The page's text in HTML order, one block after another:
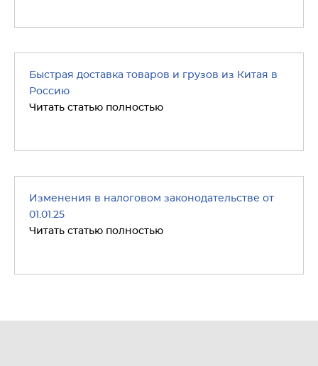
Быстрая доставка товаров и грузов из Китая в
Россию
Читать статью полностью
Изменения в налоговом законодательстве от
01.01.25
Читать статью полностью